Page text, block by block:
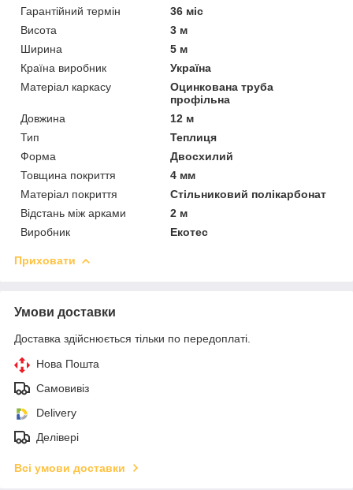
Гарантійний термін
36 міс
Висота
3 м
Ширина
5 м
Країна виробник
Україна
Матеріал каркасу
Оцинкована труба
профільна
Довжина
12 м
Тип
Теплиця
Форма
Двосхилий
Товщина покриття
4 мм
Матеріал покриття
Стільниковий полікарбонат
Відстань між арками
2 м
Виробник
Екотес
Приховати
Умови доставки
Доставка здійснюється тільки по передоплаті.
Нова Пошта
Самовивіз
Delivery
Делівері
Всі умови доставки